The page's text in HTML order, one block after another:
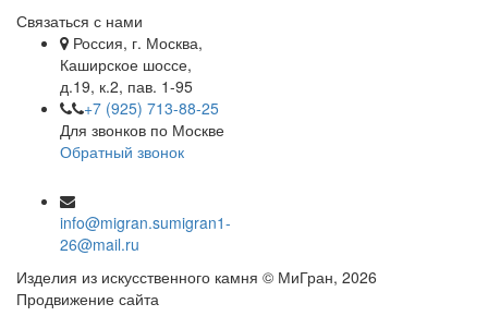
Связаться с нами
Россия, г. Москва,
Каширское шоссе,
д.19, к.2, пав. 1-95
+7 (925) 713-88-25
Для звонков по Москве
Обратный звонок
info@migran.sumigran1-
26@mail.ru
Изделия из искусственного камня © МиГран, 2026
Продвижение сайта